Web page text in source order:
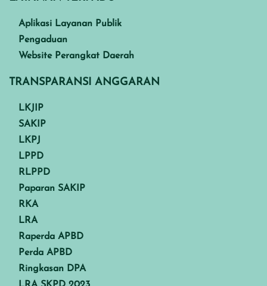
Aplikasi Layanan Publik
Pengaduan
Website Perangkat Daerah
TRANSPARANSI ANGGARAN
LKJIP
SAKIP
LKPJ
LPPD
RLPPD
Paparan SAKIP
RKA
LRA
Raperda APBD
Perda APBD
Ringkasan DPA